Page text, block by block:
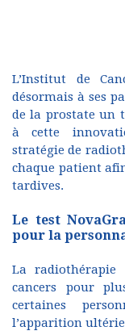
L’Institut de
désormais à ses
de la prostate un
à cette
stratégie de
chaque patient
tardives.
Le test
pour la
La
cancers pour
certaines
l’apparition